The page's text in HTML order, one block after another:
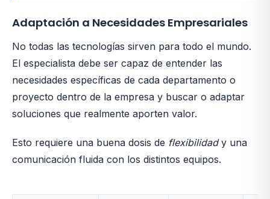
Adaptación a Necesidades Empresariales
No todas las tecnologías sirven para todo el mundo.
El especialista debe ser capaz de entender las
necesidades específicas de cada departamento o
proyecto dentro de la empresa y buscar o adaptar
soluciones que realmente aporten valor.
Esto requiere una buena dosis de flexibilidady una
comunicación fluida con los distintos equipos.